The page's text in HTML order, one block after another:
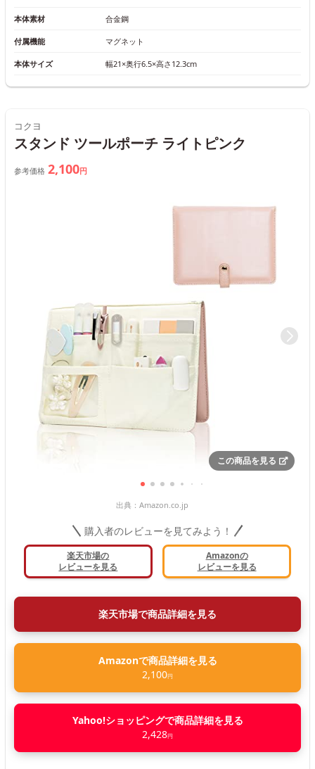
本体素材 合金鋼
付属機能 マグネット
本体サイズ 幅21×奥行6.5×高さ12.3cm
コクヨ
スタンド ツールポーチ ライトピンク
参考価格 2,100円
この商品を見る
出典： Amazon.co.jp
購入者のレビューを見てみよう！
楽天市場の
レビューを見る
Amazonの
レビューを見る
楽天市場で商品詳細を見る
Amazonで商品詳細を見る
2,100円
Yahoo!ショッピングで商品詳細を見る
2,428円